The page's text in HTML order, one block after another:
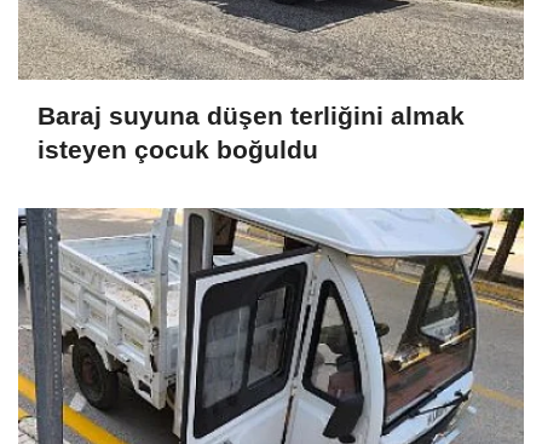
Baraj suyuna düşen terliğini almak
isteyen çocuk boğuldu